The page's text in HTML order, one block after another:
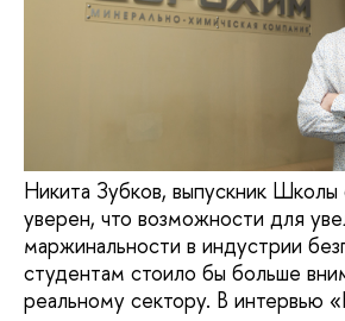
Никита Зубков, выпускник Школы
уверен, что возможности для
маржинальности в индустрии
студентам стоило бы больше
реальному сектору. В интервью